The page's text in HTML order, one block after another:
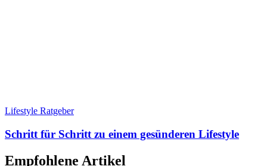
Lifestyle Ratgeber
Schritt für Schritt zu einem gesünderen Lifestyle
Empfohlene Artikel